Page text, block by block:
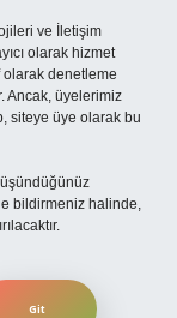
ve İletişim
olarak hizmet
denetleme
Ancak, üyelerimiz
siteye üye olarak bu
bildirmeniz halinde,